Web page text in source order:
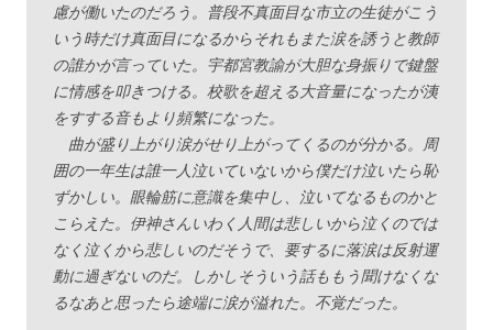
慮が働いたのだろう。普段不真面目な市立の生徒がこう
いう時だけ真面目になるからそれもまた涙を誘うと教師
の誰かが言っていた。宇都宮教諭が大胆な身振りで鍵盤
に情感を叩きつける。校歌を超える大音量になったが洟
をすする音もより頻繁になった。
曲が盛り上がり涙がせり上がってくるのが分かる。周
囲の一年生は誰一人泣いていないから僕だけ泣いたら恥
ずかしい。眼輪筋に意識を集中し、泣いてなるものかと
こらえた。伊神さんいわく人間は悲しいから泣くのでは
なく泣くから悲しいのだそうで、要するに落涙は反射運
動に過ぎないのだ。しかしそういう話ももう聞けなくな
るなあと思ったら途端に涙が溢れた。不覚だった。